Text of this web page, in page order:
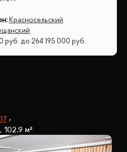
: Красносельский
руб. до 264 195 000 руб.
102.9 м²